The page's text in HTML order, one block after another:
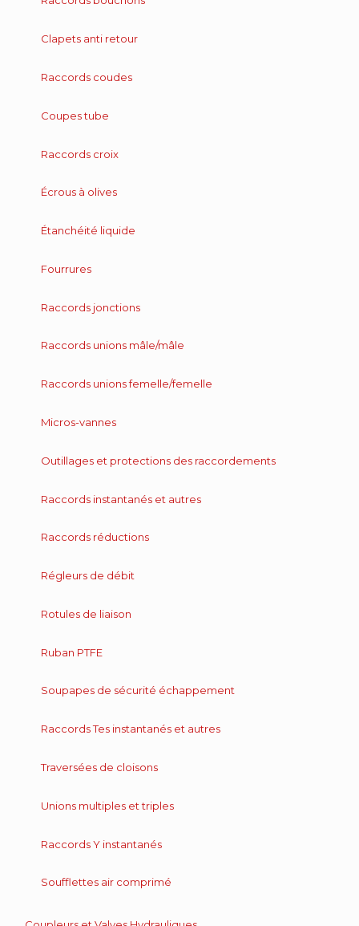
Clapets anti retour
Raccords coudes
Coupes tube
Raccords croix
Écrous à olives
Étanchéité liquide
Fourrures
Raccords jonctions
Raccords unions mâle/mâle
Raccords unions femelle/femelle
Micros-vannes
Outillages et protections des raccordements
Raccords instantanés et autres
Raccords réductions
Régleurs de débit
Rotules de liaison
Ruban PTFE
Soupapes de sécurité échappement
Raccords Tes instantanés et autres
Traversées de cloisons
Unions multiples et triples
Raccords Y instantanés
Soufflettes air comprimé